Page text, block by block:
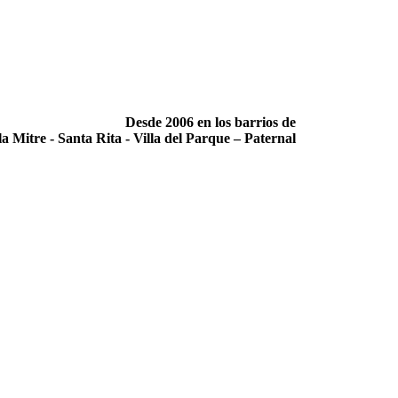
Desde 2006 en los barrios de
Mitre -­ Santa Rita -­ Villa del Parque – Paternal